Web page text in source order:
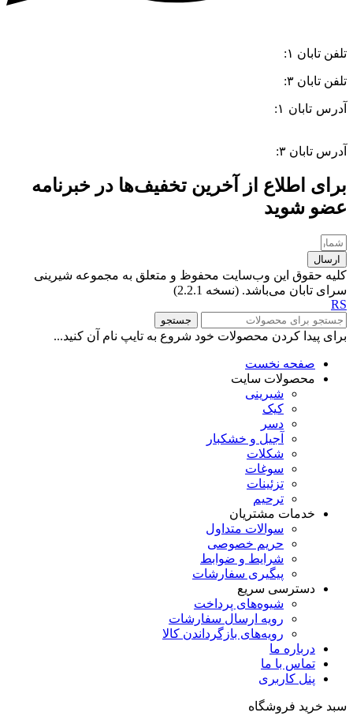
تلفن تابان ۱:
تلفن تابان ۳:
آدرس تابان ۱:
آدرس تابان ۳:
برای اطلاع از آخرین تخفیف‌ها در خبرنامه
عضو شوید
ارسال
کلیه حقوق این وب‌سایت محفوظ و متعلق به مجموعه شیرینی
سرای تابان می‌باشد. (نسخه 2.2.1)
RS
جستجو
برای پیدا کردن محصولات خود شروع به تایپ نام آن کنید...
صفحه نخست
محصولات سایت
شیرینی
کیک
دسر
آجیل و خشکبار
شکلات
سوغات
تزئینات
ترحیم
خدمات مشتریان
سوالات متداول
حریم خصوصی
شرایط و ضوابط
پیگیری سفارشات
دسترسی سریع
شیوه‌های پرداخت
رویه ارسال سفارشات
رویه‌های بازگرداندن کالا
درباره ما
تماس با ما
پنل کاربری
سبد خرید فروشگاه